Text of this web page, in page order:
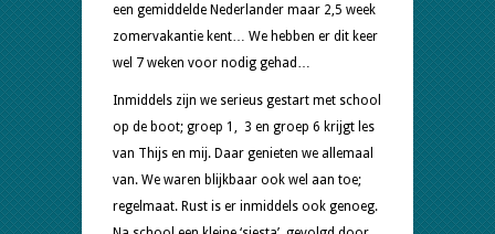
een gemiddelde Nederlander maar 2,5 week
zomervakantie kent… We hebben er dit keer
wel 7 weken voor nodig gehad…
Inmiddels zijn we serieus gestart met school
op de boot; groep 1, 3 en groep 6 krijgt les
van Thijs en mij. Daar genieten we allemaal
van. We waren blijkbaar ook wel aan toe;
regelmaat. Rust is er inmiddels ook genoeg.